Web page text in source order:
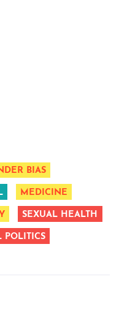
BIAS
MEDICINE
SEXUAL HEALTH
POLITICS